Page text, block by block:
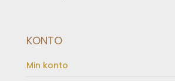
KONTO
Min konto